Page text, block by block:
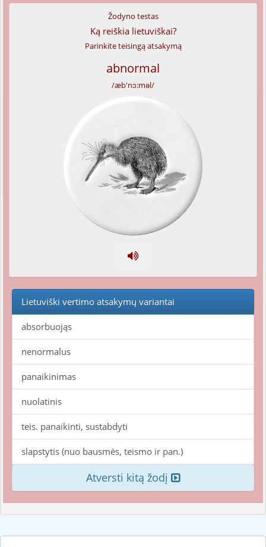
Žodyno testas
Ką reiškia lietuviškai?
Parinkite teisingą atsakymą
abnormal
/æb'nɔ:məl/
Lietuviški vertimo atsakymų variantai
absorbuojąs
nenormalus
panaikinimas
nuolatinis
teis. panaikinti, sustabdyti
slapstytis (nuo bausmės, teismo ir pan.)
Atversti kitą žodį